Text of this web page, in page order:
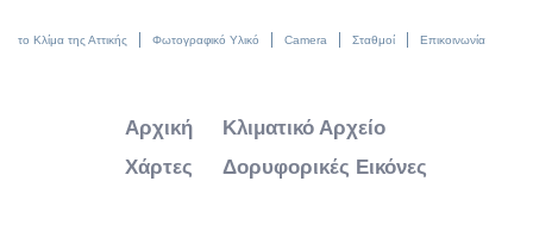
το Κλίμα της Αττικής Φωτογραφικό Υλικό Camera Σταθμοί Επικοινωνία
Αρχική
Κλιματικό Αρχείο
Χάρτες
Δορυφορικές Εικόνες